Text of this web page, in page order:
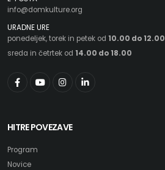
info@domkulture.org
URADNE URE
ponedeljek, torek in petek od 10.00 do 12.00
sreda in četrtek od 14.00 do 18.00
HITRE POVEZAVE
Program
Novice